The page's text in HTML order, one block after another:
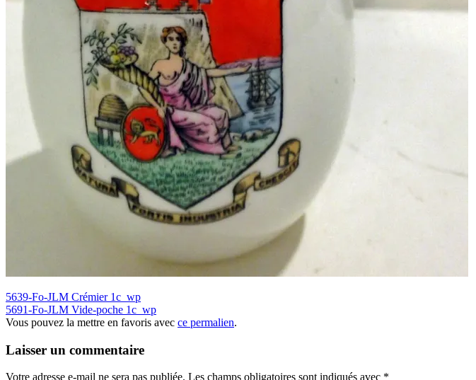
5639-Fo-JLM Crémier 1c_wp
5691-Fo-JLM Vide-poche 1c_wp
Vous pouvez la mettre en favoris avec ce permalien.
Laisser un commentaire
Votre adresse e-mail ne sera pas publiée. Les champs obligatoires sont indiqués avec *